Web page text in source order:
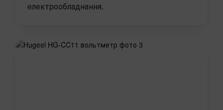
електрообладнання.